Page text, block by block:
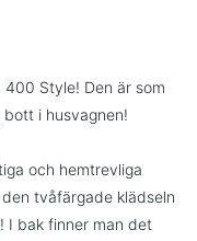
Style! Den är som
i husvagnen!
och hemtrevliga
tvåfärgade klädseln
I bak finner man det